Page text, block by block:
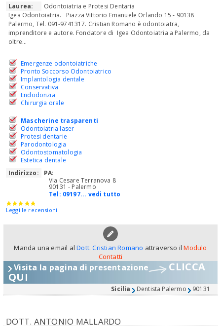
Laurea:
Odontoiatria e Protesi Dentaria
Igea Odontoiatria. Piazza Vittorio Emanuele Orlando 15 - 90138
Palermo, Tel. 091-9741317. Cristian Romano è odontoiatra,
imprenditore e autore. Fondatore di Igea Odontoiatria a Palermo, da
oltre...
Emergenze odontoiatriche
Pronto Soccorso Odontoiatrico
Implantologia dentale
Conservativa
Endodonzia
Chirurgia orale
Mascherine trasparenti
Odontoiatria laser
Protesi dentarie
Parodontologia
Odontostomatologia
Estetica dentale
Indirizzo:
PA:
Via Cesare Terranova 8
90131 - Palermo
Tel: 09197... vedi tutto
Leggi le recensioni
Manda una email alDott. Cristian Romano attraverso ilModulo
Contatti
Visita la pagina di presentazione CLICCA
QUI
Sicilia Dentista Palermo 90131
DOTT. ANTONIO MALLARDO